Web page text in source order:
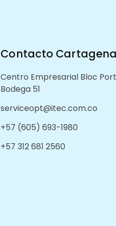
Contacto Cartagena
Centro Empresarial Bloc Port
Bodega 51
serviceopt@itec.com.co
+57 (605) 693-1980
+57 312 681 2560